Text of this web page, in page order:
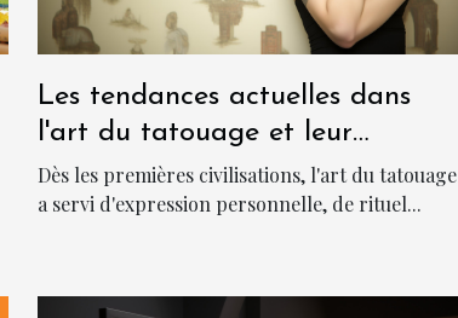
Les tendances actuelles dans
l'art du tatouage et leur
signification culturelle
Dès les premières civilisations, l'art du tatouage
a servi d'expression personnelle, de rituel...